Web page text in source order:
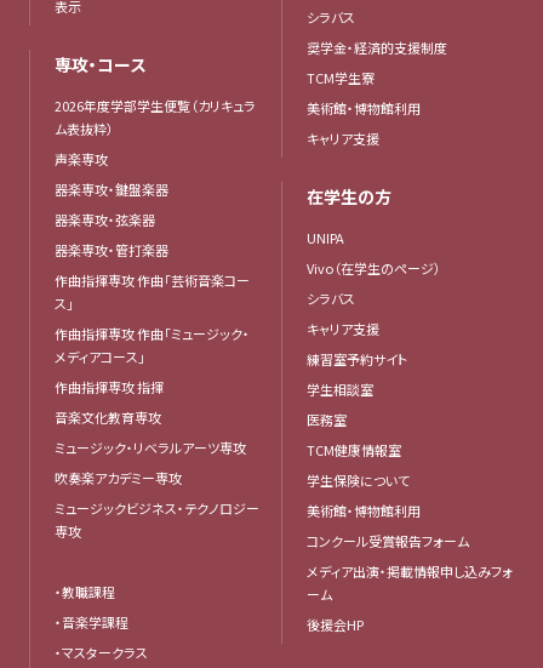
表示
専攻・コース
2026年度学部学生便覧（カリキュラ
ム表抜粋）
声楽専攻
器楽専攻・鍵盤楽器
器楽専攻・弦楽器
器楽専攻・管打楽器
作曲指揮専攻 作曲「芸術音楽コー
ス」
作曲指揮専攻 作曲「ミュージック・
メディアコース」
作曲指揮専攻 指揮
音楽文化教育専攻
ミュージック・リベラルアーツ専攻
吹奏楽アカデミー専攻
ミュージックビジネス・テクノロジー
専攻
・教職課程
・音楽学課程
・マスタークラス
シラバス
奨学金・経済的支援制度
TCM学生寮
美術館・博物館利用
キャリア支援
在学生の方
UNIPA
Vivo（在学生のページ）
シラバス
キャリア支援
練習室予約サイト
学生相談室
医務室
TCM健康情報室
学生保険について
美術館・博物館利用
コンクール受賞報告フォーム
メディア出演・掲載情報申し込みフォ
ーム
後援会HP